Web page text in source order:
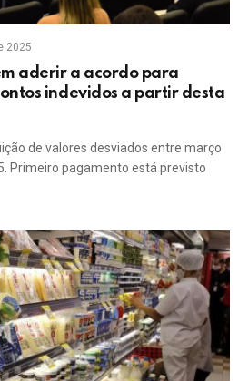
2025
aderir a acordo para
indevidos a partir desta
de valores desviados entre março
Primeiro pagamento está previsto